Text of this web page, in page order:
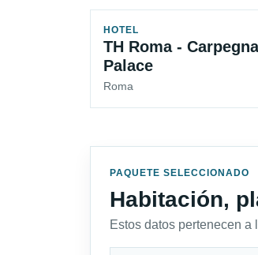
HOTEL
TH Roma - Carpegna
Palace
Roma
PAQUETE SELECCIONADO
Habitación,
Estos datos pertenecen